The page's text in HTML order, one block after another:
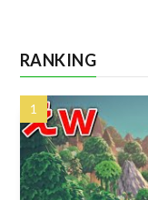
RANKING